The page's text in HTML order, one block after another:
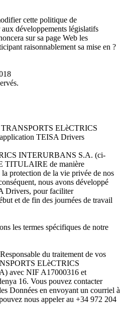
cette politique de
développements législatifs
sur sa page Web les
raisonnablement sa mise en ?
ELèCTRICS
TEISA Drivers
INTERURBANS S.A. (ci-
TITULAIRE de manière
protection de la vie privée de nos
nous avons développé
Drivers, pour faciliter
et de fin des journées de travail
les termes spécifiques de notre
du traitement de vos
ELèCTRICS
avec NIF A17000316 et
16. Vous pouvez contacter
Données en envoyant un courriel à
nous appeler au +34 972 204